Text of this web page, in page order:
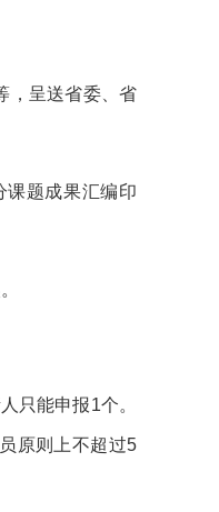
，呈送省委、省
课题成果汇编印
只能申报1个。
原则上不超过5